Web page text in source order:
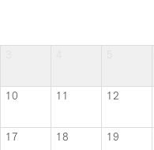
10 11 12
17 18 19